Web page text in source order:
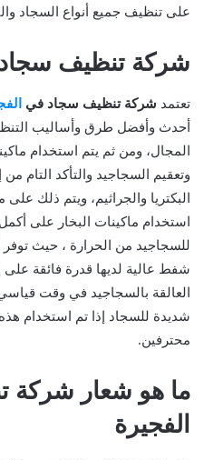
على تنظيف جميع أنواع السجاد
شركة تنظيف
تعتمد شركة تنظيف سجاد في
أحدث وأفضل طرق وأساليب
المجال، ومن ثم يتم استخدام
وتعقيم السجاجيد والتأكد التام
البكتريا والجراثيم، ويتم ذلك
استخدام ماكينات البخار على
للسجاجيد من الحرارة ، حيث توفر
شفط عالية لديها قدرة فائقة على
العالقة بالسجاجيد في وقت
شديدة للسجاد إذا تم استخدام
محترفين.
ما هو شعار شركة
الفجيرة